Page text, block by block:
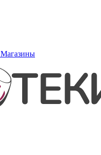
Магазины